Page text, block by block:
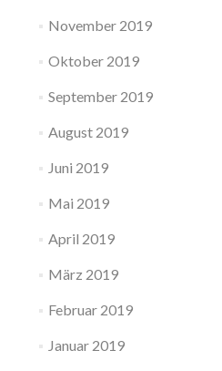
November 2019
Oktober 2019
September 2019
August 2019
Juni 2019
Mai 2019
April 2019
März 2019
Februar 2019
Januar 2019